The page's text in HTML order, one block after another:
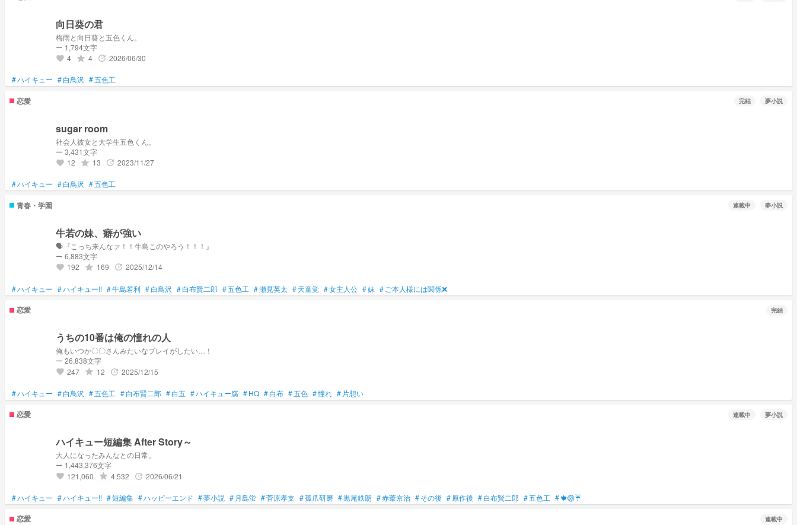
向日葵の君
梅雨と向日葵と五色くん。
ー 1,794文字
favorite 4 grade 4 update 2026/06/30
#ハイキュー #白鳥沢 #五色工
恋愛 完結 夢小説
sugar room
社会人彼女と大学生五色くん。
ー 3,431文字
favorite 12 grade 13 update 2023/11/27
#ハイキュー #白鳥沢 #五色工
青春・学園 連載中 夢小説
牛若の妹、癖が強い
🗣️『こっち来んなァ！！牛島このやろう！！！』
ー 6,883文字
favorite 192 grade 169 update 2025/12/14
#ハイキュー #ハイキュー!! #牛島若利 #白鳥沢 #白布賢二郎 #五色工 #瀬見英太 #天童覚 #女主人公 #妹 # ご本人様には関係❌
恋愛 完結
うちの10番は俺の憧れの人
俺もいつか〇〇さんみたいなプレイがしたい…！
ー 26,838文字
favorite 247 grade 12 update 2025/12/15
#ハイキュー #白鳥沢 #五色工 #白布賢二郎 #白五 #ハイキュー腐 #HQ #白布 #五色 #憧れ # 片想い
恋愛 連載中 夢小説
ハイキュー短編集 After Story～
大人になったみんなとの日常。
ー 1,443,376文字
favorite 121,060 grade 4,532 update 2026/06/21
#ハイキュー #ハイキュー!! #短編集 #ハッピーエンド #夢小説 # 月島蛍 #菅原孝支 #孤爪研磨 #黒尾鉄朗 #赤葦京治 #その後 #原作後 #白布賢二郎 #五色工 #🍁🏐☔️
恋愛 連載中